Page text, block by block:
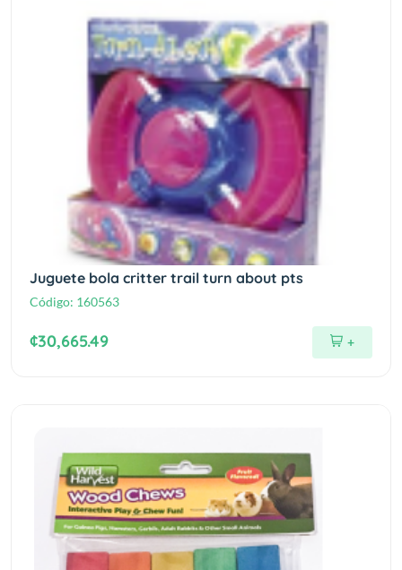
Juguete bola critter trail turn about pts
Código: 160563
¢30,665.49 +